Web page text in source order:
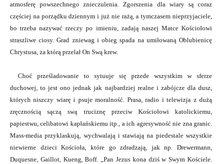
atmosferę powszechnego znieczulenia. Zgorszenia dla wiary są coraz
częściej na porządku dziennym i już nie rażą, a tymczasem nieprzyjaciele,
bo trzeba nazywać rzeczy po imieniu, zadają naszej Matce Kościołowi
straszliwe ciosy. Grad zniewag i obieg spada na umiłowaną Oblubienicę
Chrystusa, za którą przelał On Swą krew.
Choć prześladowanie to sytuuje się przede wszystkim w sferze
duchowej, to jest ono jednak jak najbardziej realne i zabójcze dla dusz,
których niszczy wiarę i psuje moralność. Prasa, radio i telewizja z dużą
zręcznością sączą swą truciznę przeciw Kościołowi katolickiemu,
papiestwu, celibatowi kapłańskiemu itp., a ich agresywność nie zna granic.
Mass-media przyklaskują, wychwalają i stawiają na piedestale wszystkie
niewierne dzieci Kościoła, które go zdradzają, jak np. Drewermann,
Duquesne, Gaillot, Kueng, Boff. „Pan Jezus kona dziś w Swym Kościele.